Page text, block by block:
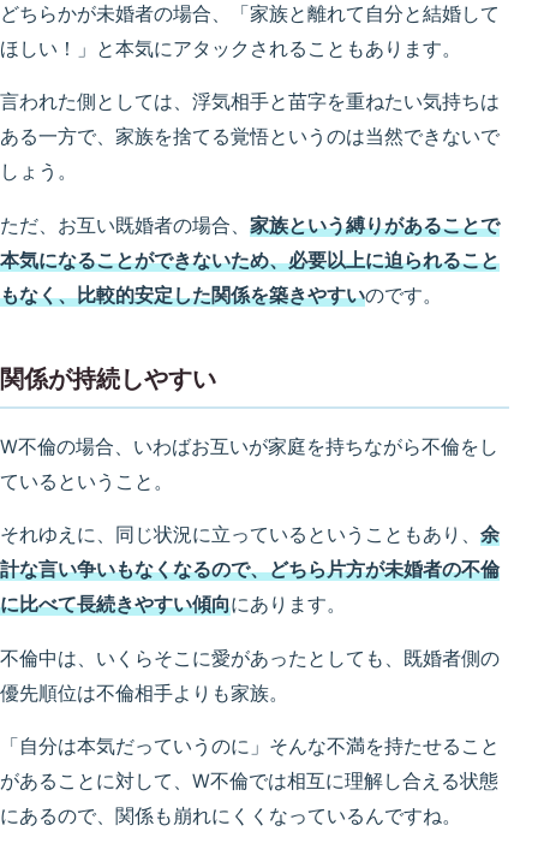
どちらかが未婚者の場合、「家族と離れて自分と結婚して
ほしい！」と本気にアタックされることもあります。
言われた側としては、浮気相手と苗字を重ねたい気持ちは
ある一方で、家族を捨てる覚悟というのは当然できないで
しょう。
ただ、お互い既婚者の場合、 家族という縛りがあることで
本気になることができないため、必要以上に迫られること
もなく、比較的安定した関係を築きやすいのです。
関係が持続しやすい
W不倫の場合、いわばお互いが家庭を持ちながら不倫をし
ているということ。
それゆえに、同じ状況に立っているということもあり、 余
計な言い争いもなくなるので、どちら片方が未婚者の不倫
に比べて長続きやすい傾向にあります。
不倫中は、いくらそこに愛があったとしても、既婚者側の
優先順位は不倫相手よりも家族。
「自分は本気だっていうのに」そんな不満を持たせること
があることに対して、W不倫では相互に理解し合える状態
にあるので、関係も崩れにくくなっているんですね。